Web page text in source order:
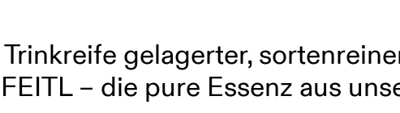
gelagerter,
– die pure Essenz aus